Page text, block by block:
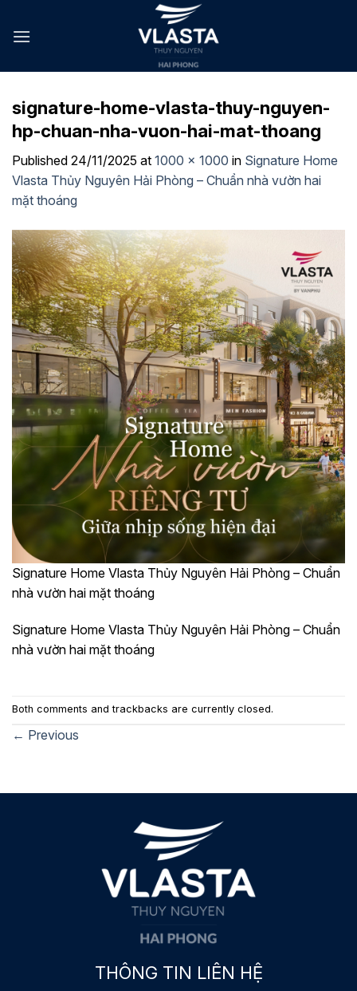
signature-home-vlasta-thuy-nguyen-
hp-chuan-nha-vuon-hai-mat-thoang
Published 24/11/2025 at 1000 × 1000 in Signature Home
Vlasta Thủy Nguyên Hải Phòng – Chuẩn nhà vườn hai
mặt thoáng
Signature Home Vlasta Thủy Nguyên Hải Phòng – Chuẩn
nhà vườn hai mặt thoáng
Signature Home Vlasta Thủy Nguyên Hải Phòng – Chuẩn
nhà vườn hai mặt thoáng
Both comments and trackbacks are currently closed.
← Previous
THÔNG TIN LIÊN HỆ